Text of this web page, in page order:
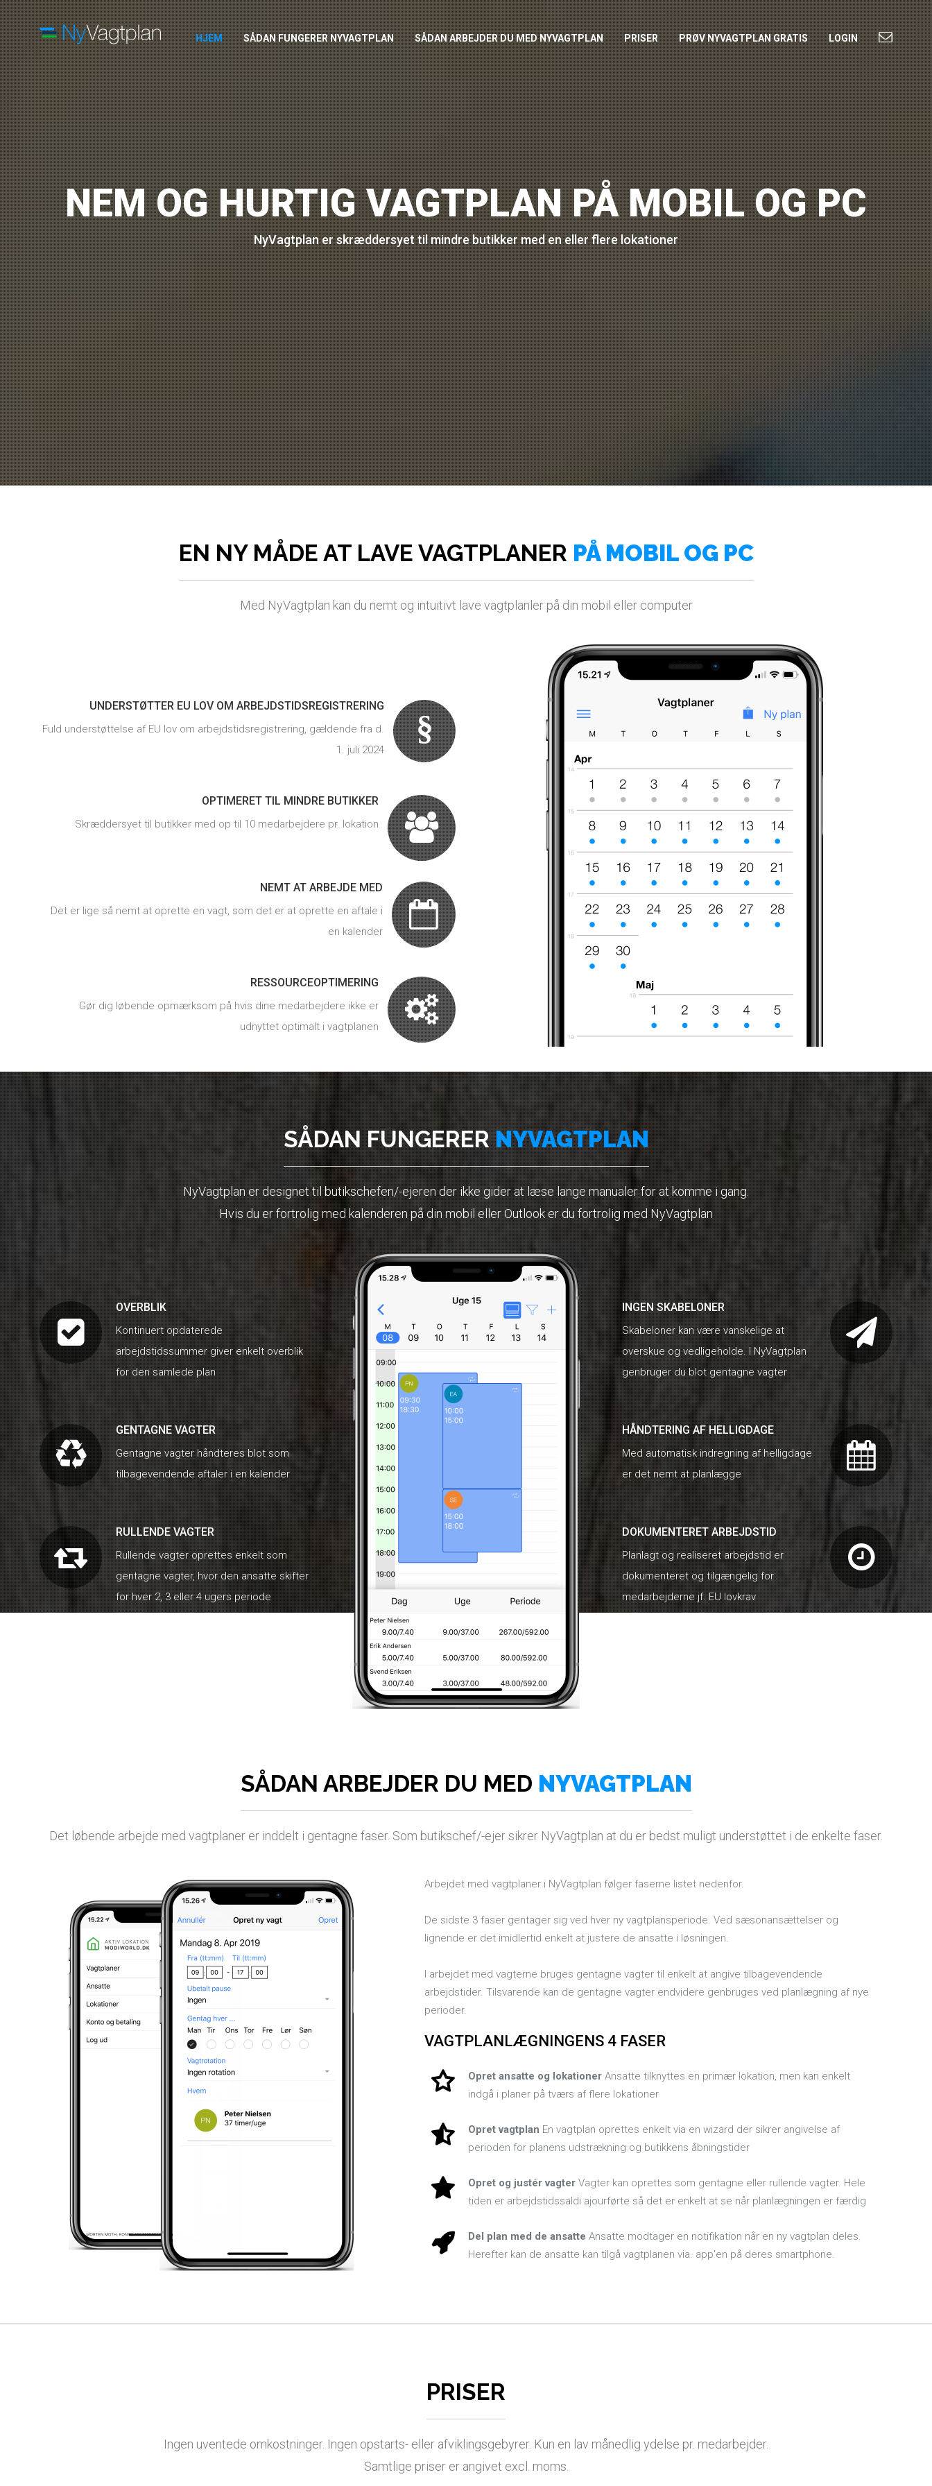
HJEM SÅDAN FUNGERER NYVAGTPLAN SÅDAN ARBEJDER DU MED NYVAGTPLAN PRISER PRØV NYVAGTPLAN GRATIS LOGIN
NEM OG HURTIG VAGTPLAN PÅ MOBIL OG PC
NyVagtplan er skræddersyet til mindre butikker med en eller flere lokationer
EN NY MÅDE AT LAVE VAGTPLANER PÅ MOBIL OG PC
Med NyVagtplan kan du nemt og intuitivt lave vagtplanler på din mobil eller computer
§
UNDERSTØTTER EU LOV OM ARBEJDSTIDSREGISTRERING
Fuld understøttelse af EU lov om arbejdstidsregistrering, gældende fra d.
1. juli 2024
OPTIMERET TIL MINDRE BUTIKKER
Skræddersyet til butikker med op til 10 medarbejdere pr. lokation
NEMT AT ARBEJDE MED
Det er lige så nemt at oprette en vagt, som det er at oprette en aftale i
en kalender
RESSOURCEOPTIMERING
Gør dig løbende opmærksom på hvis dine medarbejdere ikke er
udnyttet optimalt i vagtplanen
SÅDAN FUNGERERNYVAGTPLAN
NyVagtplan er designet til butikschefen/-ejeren der ikke gider at læse lange manualer for at komme i gang.
Hvis du er fortrolig med kalenderen på din mobil eller Outlook er du fortrolig med NyVagtplan
OVERBLIK
Kontinuert opdaterede
arbejdstidssummer giver enkelt overblik
for den samlede plan
GENTAGNE VAGTER
Gentagne vagter håndteres blot som
tilbagevendende aftaler i en kalender
RULLENDE VAGTER
Rullende vagter oprettes enkelt som
gentagne vagter, hvor den ansatte skifter
for hver 2, 3 eller 4 ugers periode
INGEN SKABELONER
Skabeloner kan være vanskelige at
overskue og vedligeholde. I NyVagtplan
genbruger du blot gentagne vagter
HÅNDTERING AF HELLIGDAGE
Med automatisk indregning af helligdage
er det nemt at planlægge
DOKUMENTERET ARBEJDSTID
Planlagt og realiseret arbejdstid er
dokumenteret og tilgængelig for
medarbejderne jf. EU lovkrav
SÅDAN ARBEJDER DU MED NYVAGTPLAN
Det løbende arbejde med vagtplaner er inddelt i gentagne faser. Som butikschef/-ejer sikrer NyVagtplan at du er bedst muligt understøttet i de enkelte faser.
Arbejdet med vagtplaner i NyVagtplan følger faserne listet nedenfor.
De sidste 3 faser gentager sig ved hver ny vagtplansperiode. Ved sæsonansættelser og
lignende er det imidlertid enkelt at justere de ansatte i løsningen.
I arbejdet med vagterne bruges gentagne vagter til enkelt at angive tilbagevendende
arbejdstider. Tilsvarende kan de gentagne vagter endvidere genbruges ved planlægning af nye
perioder.
VAGTPLANLÆGNINGENS 4 FASER
Opret ansatte og lokationer Ansatte tilknyttes en primær lokation, men kan enkelt
indgå i planer på tværs af flere lokationer
Opret vagtplan En vagtplan oprettes enkelt via en wizard der sikrer angivelse af
perioden for planens udstrækning og butikkens åbningstider
Opret og justér vagter Vagter kan oprettes som gentagne eller rullende vagter. Hele
tiden er arbejdstidssaldi ajourførte så det er enkelt at se når planlægningen er færdig
Del plan med de ansatte Ansatte modtager en notifikation når en ny vagtplan deles.
Herefter kan de ansatte kan tilgå vagtplanen via. app'en på deres smartphone.
PRISER
Ingen uventede omkostninger. Ingen opstarts- eller afviklingsgebyrer. Kun en lav månedlig ydelse pr. medarbejder.
Samtlige priser er angivet excl. moms.